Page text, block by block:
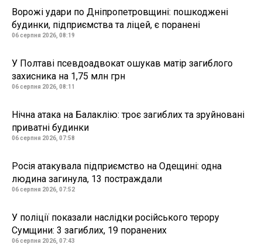
Ворожі удари по Дніпропетровщині: пошкоджені
будинки, підприємства та ліцей, є поранені
06 серпня 2026, 08:19
У Полтаві псевдоадвокат ошукав матір загиблого
захисника на 1,75 млн грн
06 серпня 2026, 08:11
Нічна атака на Балаклію: троє загиблих та зруйновані
приватні будинки
06 серпня 2026, 07:58
Росія атакувала підприємство на Одещині: одна
людина загинула, 13 постраждали
06 серпня 2026, 07:52
У поліції показали наслідки російського терору
Сумщини: 3 загиблих, 19 поранених
06 серпня 2026, 07:43